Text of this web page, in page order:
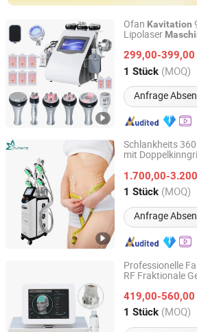
Ofan Kavitation
Lipolaser
299,00-399,00
1 Stück (MOQ)
Anfrage
Ofan Intelligent Technology
Guangdong, China Seit
Schlankheits
mit
1.700,00-
1 Stück (MOQ)
Anfrage
Hebei Tuosite Import & Export Trade
Hebei, China Seit 2022
Professionelle
RF Fraktionale
419,00-560,00
1 Stück (MOQ)
Guangzhou allfond electronics co.,ltd
Guangdong, China Seit